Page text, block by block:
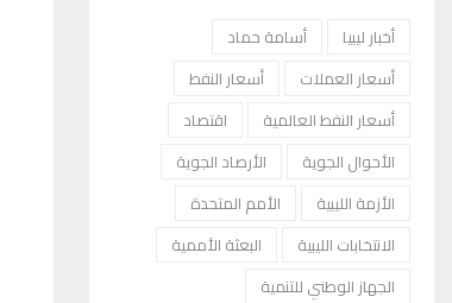
أخبار ليبيا
أسامة حماد
أسعار العملات
أسعار النفط
أسعار النفط العالمية
اقتصاد
الأحوال الجوية
الأرصاد الجوية
الأزمة الليبية
الأمم المتحدة
الانتخابات الليبية
البعثة الأممية
الجهاز الوطني للتنمية